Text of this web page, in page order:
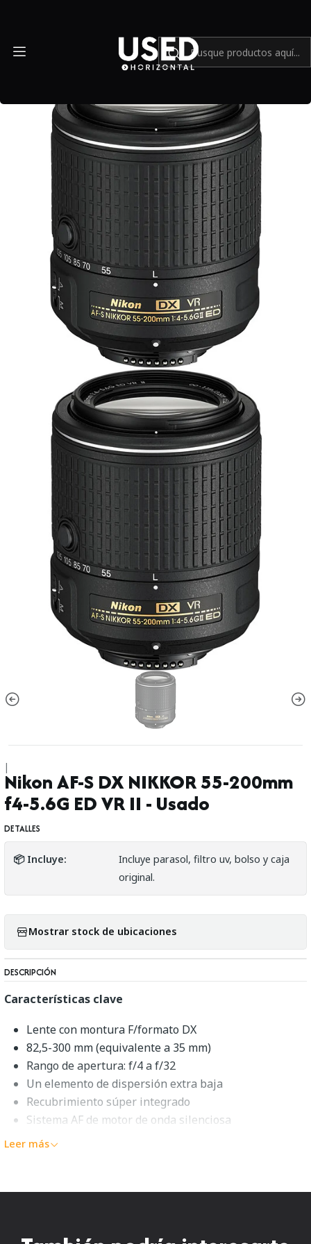
|
Nikon AF-S DX NIKKOR 55-200mm
f4-5.6G ED VR II - Usado
DETALLES
📦 Incluye:
Incluye parasol, filtro uv, bolso y caja
original.
Mostrar stock de ubicaciones
DESCRIPCIÓN
Características clave
Lente con montura F/formato DX
82,5-300 mm (equivalente a 35 mm)
Rango de apertura: f/4 a f/32
Un elemento de dispersión extra baja
Recubrimiento súper integrado
Sistema AF de motor de onda silenciosa
Estabilización de imagen VR
mm f/4-5.6G ED VR II
Leer más